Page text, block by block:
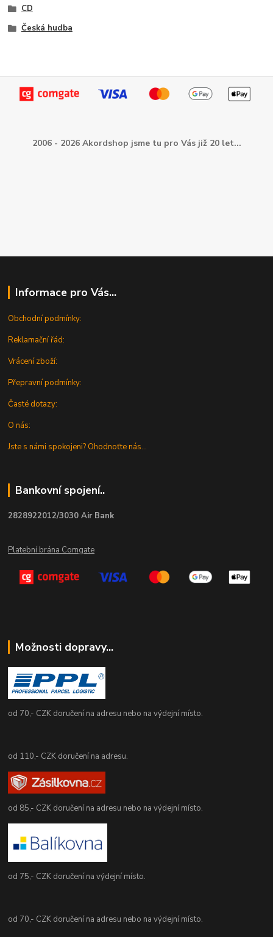
CD
Česká hudba
2006 - 2026 Akordshop jsme tu pro Vás již 20 let...
Informace pro Vás...
Obchodní podmínky:
Reklamační řád:
Vrácení zboží:
Přepravní podmínky:
Časté dotazy:
O nás:
Jste s námi spokojeni? Ohodnoťte nás...
Bankovní spojení..
2828922012/3030 Air Bank
Platební brána Comgate
Možnosti dopravy...
od 70,- CZK doručení na adresu nebo na výdejní místo.
od 110,- CZK doručení na adresu.
od 85,- CZK doručení na adresu nebo na výdejní místo.
od 75,- CZK doručení na výdejní místo.
od 70,- CZK doručení na adresu nebo na výdejní místo.